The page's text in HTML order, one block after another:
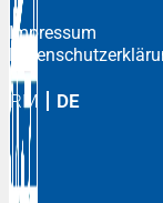
Impressum
RM DE